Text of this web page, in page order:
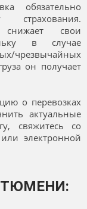
обязательно
страхования.
свои
в случае
чрезвычайных
он получает
о перевозках
актуальные
свяжитесь со
электронной